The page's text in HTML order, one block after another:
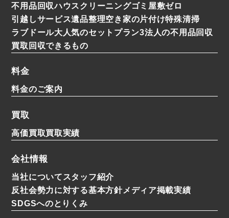
不用品回収ハウスクリーニングゴミ屋敷ゼロ
引越しサービス遺品整理空き家の片付け特殊清掃
ラブドール大人気のセットプラン3法人の不用品回収
買取 回収できるもの
料金
料金のご案内
買取
高価買取買取実績
会社情報
当社について スタッフ紹介
反社会勢力に対する基本方針メディア掲載実績
SDGSへのとりくみ